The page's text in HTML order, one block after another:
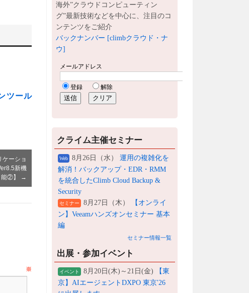
ツール
ーショ
新機
能②】
→
※
海外”クラウドコンピューティン
グ”最新技術などを中心に、注目のコ
ンテンツをご紹介
バックナンバー [climbクラウド・ナ
ウ]
クライム主催セミナー
Web 8月26日（水） 運用の複雑化を
解消！バックアップ・EDR・RMM
を統合したClimb Cloud Backup &
Security
セミナー 8月27日（木）
【オンライ
ン】Veeamハンズオンセミナー 基本
編
セミナー情報一覧
出展・参加イベント
イベント 8月20日(木)～21日(金)
【東
京】AIエージェントDXPO 東京'26